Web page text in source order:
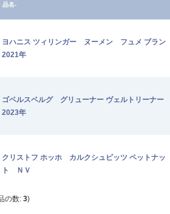
品名-
ヨハニス ツィリンガー ヌーメン フュメ ブラン
2021年
ゴベルスベルグ グリューナー ヴェルトリーナー
2023年
クリストフ ホッホ カルクシュピッツ ペットナッ
ト ＮＶ
の数: 3)